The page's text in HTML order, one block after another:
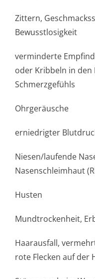
Zittern,
Bewusstlosigkeit
verminderte
oder Kribbeln in den
Schmerzgefühls
Ohrgeräusche
erniedrigter
Niesen/laufende
Nasenschleimhaut
Husten
Mundtrockenheit,
Haarausfall,
rote Flecken auf der